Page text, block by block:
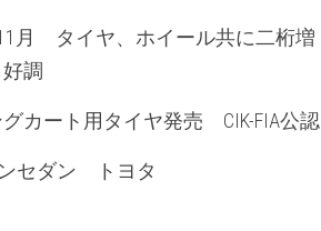
月　タイヤ、ホイール共に二桁増
調
カート用タイヤ発売　CIK-FIA公認
セダン　トヨタ